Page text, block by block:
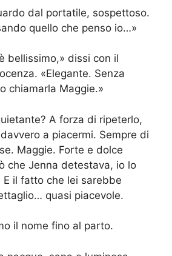
dal portatile, sospettoso.
quello che penso io…»
bellissimo,» dissi con il
«Elegante. Senza
chiamarla Maggie.»
A forza di ripeterlo,
a piacermi. Sempre di
Maggie. Forte e dolce
che Jenna detestava, io lo
il fatto che lei sarebbe
quasi piacevole.
il nome fino al parto.